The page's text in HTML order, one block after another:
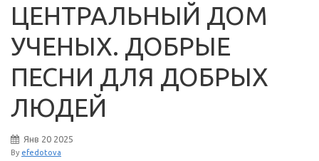
ЦЕНТРАЛЬНЫЙ ДОМ
УЧЕНЫХ. ДОБРЫЕ
ПЕСНИ ДЛЯ ДОБРЫХ
ЛЮДЕЙ
Янв 20 2025
By efedotova